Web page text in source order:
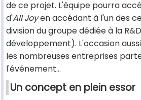
de ce projet. L'équipe pourra
d'All Joyen accédant à l'un des
division du groupe dédiée à la
développement). L'occasion
les nombreuses entreprises
l'événement…
Un concept en plein essor